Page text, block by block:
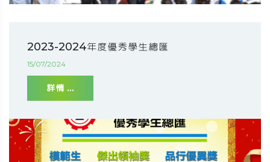
2023-2024年度優秀學生總匯
15/07/2024
詳情 ...